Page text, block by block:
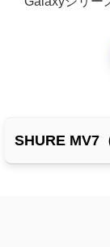
SHURE MV7